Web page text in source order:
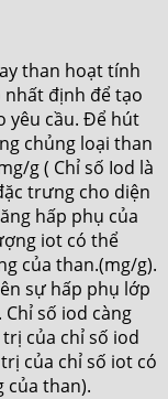
than hoạt tính
định để tạo
yêu cầu. Để hút
chủng loại than
g ( Chỉ số Iod là
trưng cho diện
hấp phụ của
iot có thể
của than.(mg/g).
sự hấp phụ lớp
số iod càng
của chỉ số iod
của chỉ số iot có
của than).